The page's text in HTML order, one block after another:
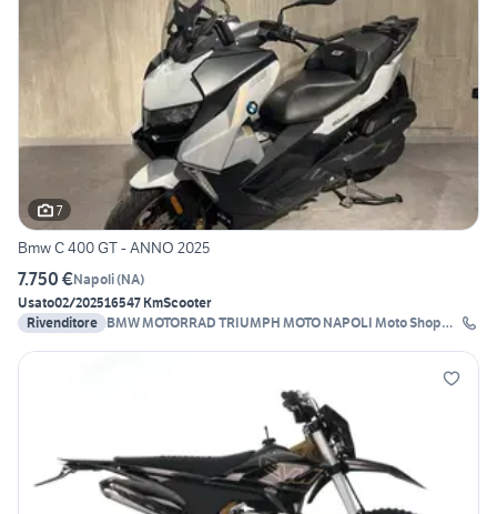
7
Bmw C 400 GT - ANNO 2025
7.750 €Napoli(NA)
Usato02/202516547 KmScooter
Rivenditore BMW MOTORRAD TRIUMPH MOTO NAPOLI Moto Shop